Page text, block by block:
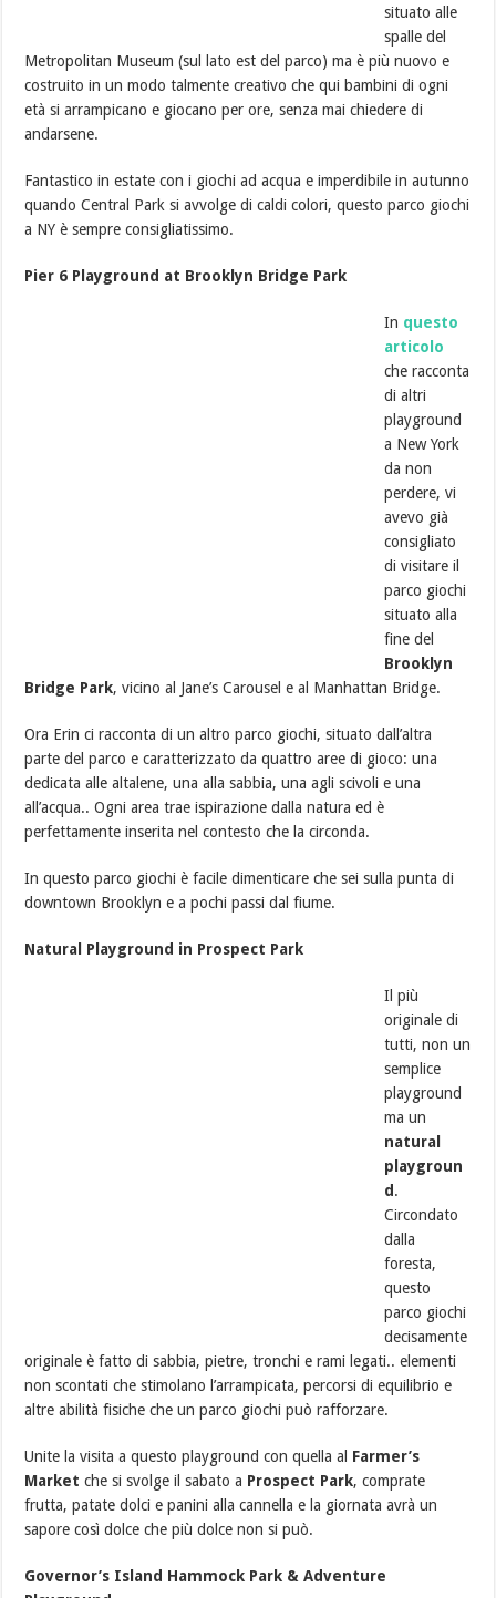
situato alle
spalle del
Metropolitan Museum (sul lato est del parco) ma è più nuovo e
costruito in un modo talmente creativo che qui bambini di ogni
età si arrampicano e giocano per ore, senza mai chiedere di
andarsene.
Fantastico in estate con i giochi ad acqua e imperdibile in autunno
quando Central Park si avvolge di caldi colori, questo parco giochi
a NY è sempre consigliatissimo.
Pier 6 Playground at Brooklyn Bridge Park
In questo
articolo
che racconta
di altri
playground
a New York
da non
perdere, vi
avevo già
consigliato
di visitare il
parco giochi
situato alla
fine del
Brooklyn
Bridge Park, vicino al Jane’s Carousel e al Manhattan Bridge.
Ora Erin ci racconta di un altro parco giochi, situato dall’altra
parte del parco e caratterizzato da quattro aree di gioco: una
dedicata alle altalene, una alla sabbia, una agli scivoli e una
all’acqua.. Ogni area trae ispirazione dalla natura ed è
perfettamente inserita nel contesto che la circonda.
In questo parco giochi è facile dimenticare che sei sulla punta di
downtown Brooklyn e a pochi passi dal fiume.
Natural Playground in Prospect Park
Il più
originale di
tutti, non un
semplice
playground
ma un
natural
playgroun
d.
Circondato
dalla
foresta,
questo
parco giochi
decisamente
originale è fatto di sabbia, pietre, tronchi e rami legati.. elementi
non scontati che stimolano l’arrampicata, percorsi di equilibrio e
altre abilità fisiche che un parco giochi può rafforzare.
Unite la visita a questo playground con quella al Farmer’s
Market che si svolge il sabato a Prospect Park, comprate
frutta, patate dolci e panini alla cannella e la giornata avrà un
sapore così dolce che più dolce non si può.
Governor’s Island Hammock Park & Adventure